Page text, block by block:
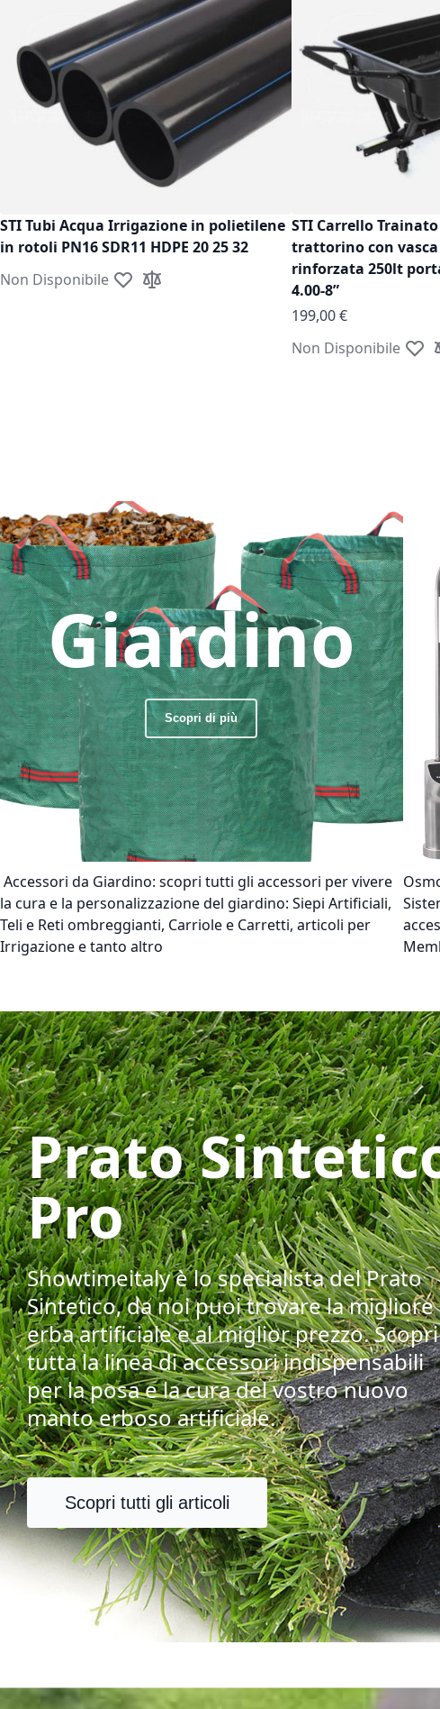
STI Tubi Acqua Irrigazione in polietilene
in rotoli PN16 SDR11 HDPE 20 25 32
Non Disponibile Aggiungi alla lista desideri
Aggiungi al confronto
STI Carrello
trattorino con
rinforzata 250lt
4.00-8”
199,00 €
Non Disponibile
Giardino
Scopri di più
Accessori da Giardino: scopri tutti gli accessori per vivere
la cura e la personalizzazione del giardino: Siepi Artificiali,
Teli e Reti ombreggianti, Carriole e Carretti, articoli per
Irrigazione e tanto altro
Prato
Pro
Showtimeitaly è lo specialista del Prato
Sintetico, da noi puoi trovare la migliore
erba artificiale e al miglior prezzo. Scopri
tutta la linea di accessori indispensabili
per la posa e la cura del vostro nuovo
manto erboso artificiale.
Scopri tutti gli articoli